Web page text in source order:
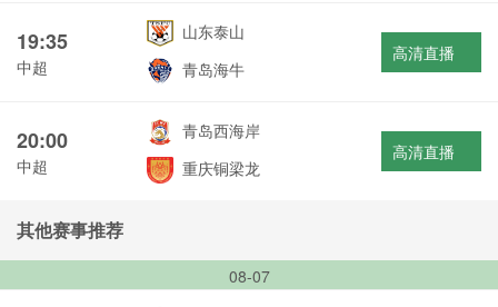
19:35
中超
山东泰山
青岛海牛
高清直播
20:00
中超
青岛西海岸
重庆铜梁龙
高清直播
其他赛事推荐
08-07